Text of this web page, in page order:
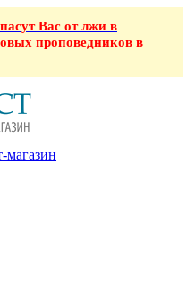
Вас от лжи в
проповедников в
магазин